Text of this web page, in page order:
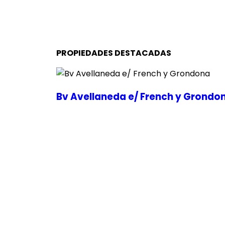
PROPIEDADES DESTACADAS
Bv Avellaneda e/ French y